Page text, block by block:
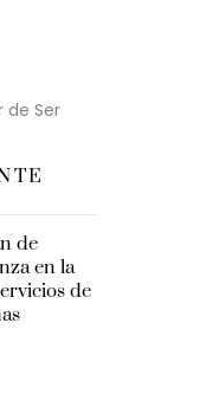
de Ser
de
en la
de